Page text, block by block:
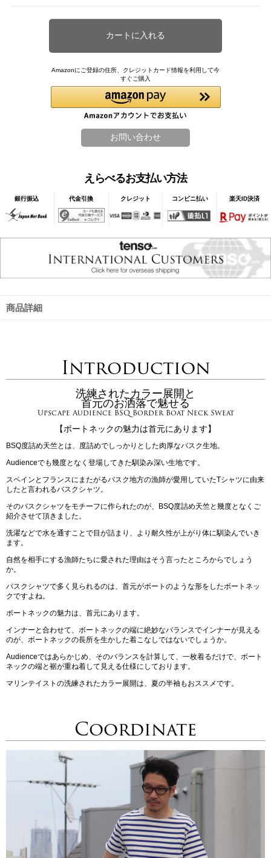
Amazonにご登録の住所、クレジットカード情報を利用して今
すぐご購入
えらべるお支払い方法
銀行振込 代金引換 クレジット コンビニ払い 楽天ID決済
商品詳細
Introduction
洗練されたカラー展開と
首元のお洒落で魅せる
Upscape Audience BSQ Border Boat Neck Sweat
【ボートネックの魅力は首元にあります】
BSQ度詰め天竺とは、度詰めでしっかりとした肉厚なバスク生地。
Audienceでも幾度となく登場してきた馴染み深い生地です。
スペインとフランスにまたがるバスク地方の漁師が愛用していたTシャツに由来
したと言われるバスクシャツ。
そのバスクシャツをモチーフに作られたのが、BSQ度詰め天竺と幾度となくご
紹介させて頂きました。
洗濯などで水を通すことで目が詰まり、より耐久性が上がり体に馴染んでいき
ます。
自然を相手にする漁師たちに愛された理由はそう言ったところからでしょう
か。
バスクシャツで多く見られるのは、首元がボートのような形をしたボートネッ
クですよね。
ボートネックの魅力は、首元にあります。
インナーと合わせて、ボートネックの端に絶妙なバランスでインナーが見える
のが、ボートネックの長所を生かした着こなしではないでしょうか。
Audienceではあらかじめ、そのバランスを計算して、一枚着るだけで、ボート
ネックの端と裾が重ね着して見える仕様にしております。
マリンテイストの洗練されたカラー展開は、夏の半袖もおススメです。
Coordinate